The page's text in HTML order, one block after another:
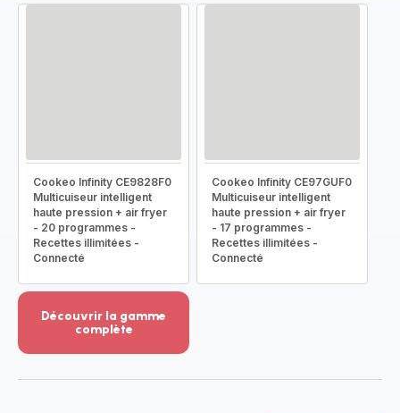
Cookeo Infinity CE9828F0
Multicuiseur intelligent
haute pression + air fryer
- 20 programmes -
Recettes illimitées -
Connecté
Cookeo Infinity CE97GUF0
Multicuiseur intelligent
haute pression + air fryer
- 17 programmes -
Recettes illimitées -
Connecté
Découvrir la gamme
complète
-